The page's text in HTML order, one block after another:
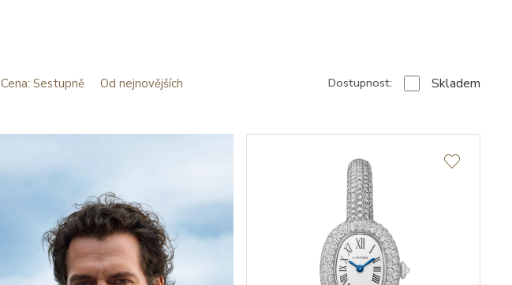
Cena: Sestupně Od nejnovějších Dostupnost: Skladem